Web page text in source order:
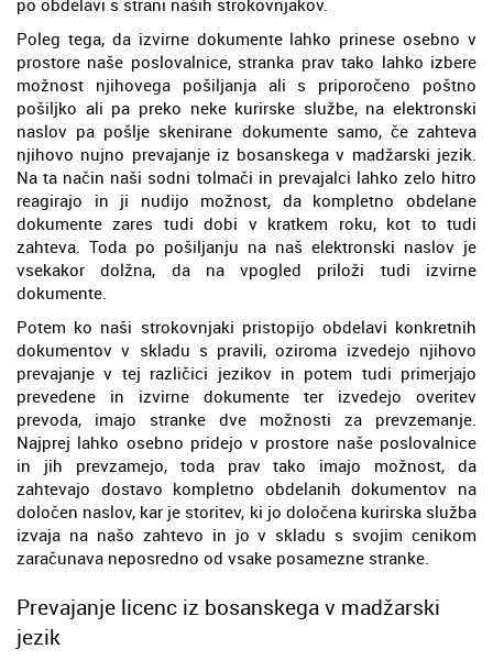
Poleg tega, da izvirne dokumente lahko prinese osebno v
prostore naše poslovalnice, stranka prav tako lahko izbere
možnost njihovega pošiljanja ali s priporočeno poštno
pošiljko ali pa preko neke kurirske službe, na elektronski
naslov pa pošlje skenirane dokumente samo, če zahteva
njihovo nujno prevajanje iz bosanskega v madžarski jezik.
Na ta način naši sodni tolmači in prevajalci lahko zelo hitro
reagirajo in ji nudijo možnost, da kompletno obdelane
dokumente zares tudi dobi v kratkem roku, kot to tudi
zahteva. Toda po pošiljanju na naš elektronski naslov je
vsekakor dolžna, da na vpogled priloži tudi izvirne
dokumente.
Potem ko naši strokovnjaki pristopijo obdelavi konkretnih
dokumentov v skladu s pravili, oziroma izvedejo njihovo
prevajanje v tej različici jezikov in potem tudi primerjajo
prevedene in izvirne dokumente ter izvedejo overitev
prevoda, imajo stranke dve možnosti za prevzemanje.
Najprej lahko osebno pridejo v prostore naše poslovalnice
in jih prevzamejo, toda prav tako imajo možnost, da
zahtevajo dostavo kompletno obdelanih dokumentov na
določen naslov, kar je storitev, ki jo določena kurirska služba
izvaja na našo zahtevo in jo v skladu s svojim cenikom
zaračunava neposredno od vsake posamezne stranke.
Prevajanje licenc iz bosanskega v madžarski
jezik